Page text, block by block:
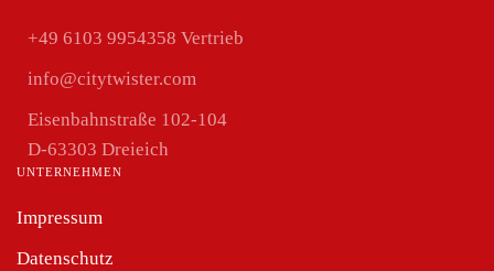
+49 6103 9954358 Vertrieb
info@citytwister.com
Eisenbahnstraße 102-104
D-63303 Dreieich
UNTERNEHMEN
Impressum
Datenschutz